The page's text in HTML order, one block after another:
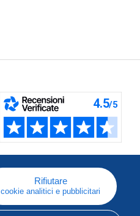
Rifiutare
cookie analitici e pubblicitari